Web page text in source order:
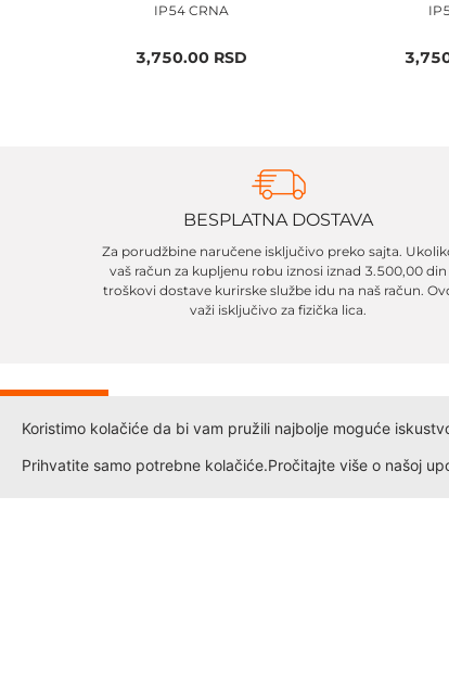
IP54 CRNA
3,750.00 RSD
BESPLATNA DOSTAVA
Za porudžbine naručene isključivo preko sajta.
vaš račun za kupljenu robu iznosi iznad 3.500,00 din
troškovi dostave kurirske službe idu na naš račun.
važi isključivo za fizička lica.
Koristimo kolačiće da bi vam pružili najbolje moguće
Prihvatite samo potrebne kolačiće.Pročitajte više o našoj